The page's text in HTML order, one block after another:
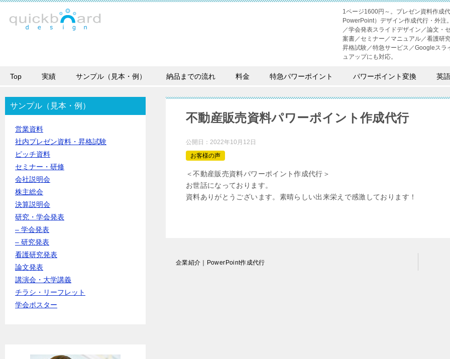
1ページ1600円～。プレゼン資料作成
PowerPoint）デザイン作成代行・外
／学会発表スライドデザイン／論文・
案書／セミナー／マニュアル／看護研
昇格試験／特急サービス／Googleス
ュアップにも対応。
Top 実績 サンプル（見本・例） 納品までの流れ 料金 特急パワーポイント パワーポイント変換 英
不動産販売資料パワーポイント作成代行
公開日： 2022年10月12日
お客様の声
＜不動産販売資料パワーポイント作成代行＞
お世話になっております。
資料ありがとうございます。素晴らしい出来栄えで感激しております！
企業紹介｜PowerPoint作成代行
サンプル（見本・例）
営業資料
社内プレゼン資料・昇格試験
ピッチ資料
セミナー・研修
会社説明会
株主総会
決算説明会
研究・学会発表
– 学会発表
– 研究発表
看護研究発表
論文発表
講演会・大学講義
チラシ・リーフレット
学会ポスター